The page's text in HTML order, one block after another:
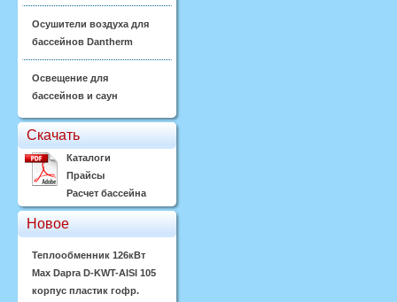
Осушители воздуха для
бассейнов Dantherm
Освещение для
бассейнов и саун
Скачать
Каталоги
Прайсы
Расчет бассейна
Новое
Теплообменник 126кВт
Max Dapra D-KWT-AISI 105
корпус пластик гофр.